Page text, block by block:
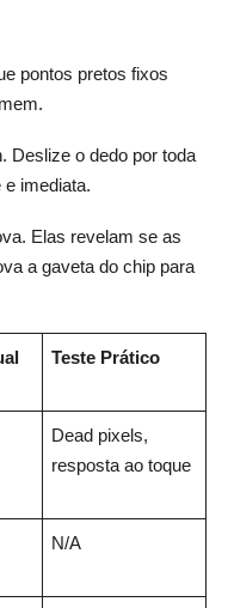
pontos pretos fixos
Deslize o dedo por toda
imediata.
Elas revelam se as
a gaveta do chip para
Teste Prático
Dead pixels,
resposta ao toque
N/A